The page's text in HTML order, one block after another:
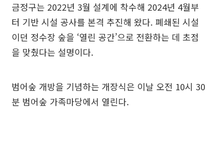
금정구는 2022년 3월 설계에 착수해 2024년 4월부
터 기반 시설 공사를 본격 추진해 왔다. 폐쇄된 시설
이던 정수장 숲을 ‘열린 공간’으로 전환하는 데 초점
을 맞췄다는 설명이다.
범어숲 개방을 기념하는 개장식은 이날 오전 10시 30
분 범어숲 가족마당에서 열린다.